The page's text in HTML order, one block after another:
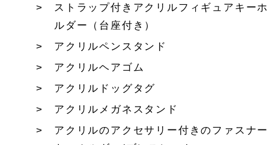
ストラップ付きアクリルフィギュアキーホ
ルダー（台座付き）
アクリルペンスタンド
アクリルヘアゴム
アクリルドッグタグ
アクリルメガネスタンド
アクリルのアクセサリー付きのファスナー